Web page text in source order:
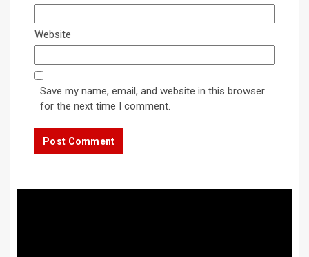
Website
Save my name, email, and website in this browser
for the next time I comment.